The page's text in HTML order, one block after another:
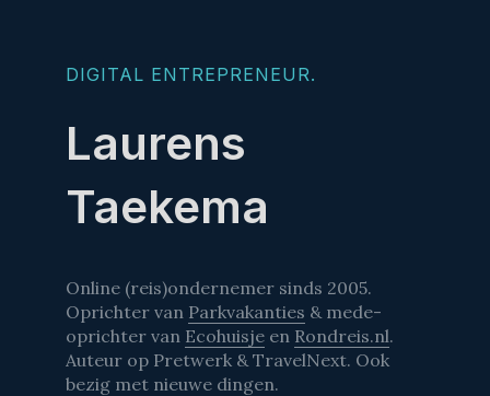
DIGITAL ENTREPRENEUR.
Laurens
Taekema
Online (reis)ondernemer sinds 2005.
Oprichter van Parkvakanties & mede-
oprichter van Ecohuisje en Rondreis.nl.
Auteur op Pretwerk & TravelNext. Ook
bezig met nieuwe dingen.